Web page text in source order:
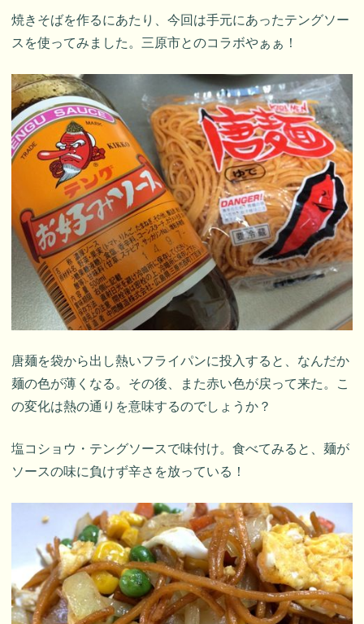
焼きそばを作るにあたり、今回は手元にあったテングソー
スを使ってみました。三原市とのコラボやぁぁ！
唐麺を袋から出し熱いフライパンに投入すると、なんだか
麺の色が薄くなる。その後、また赤い色が戻って来た。こ
の変化は熱の通りを意味するのでしょうか？
塩コショウ・テングソースで味付け。食べてみると、麺が
ソースの味に負けず辛さを放っている！